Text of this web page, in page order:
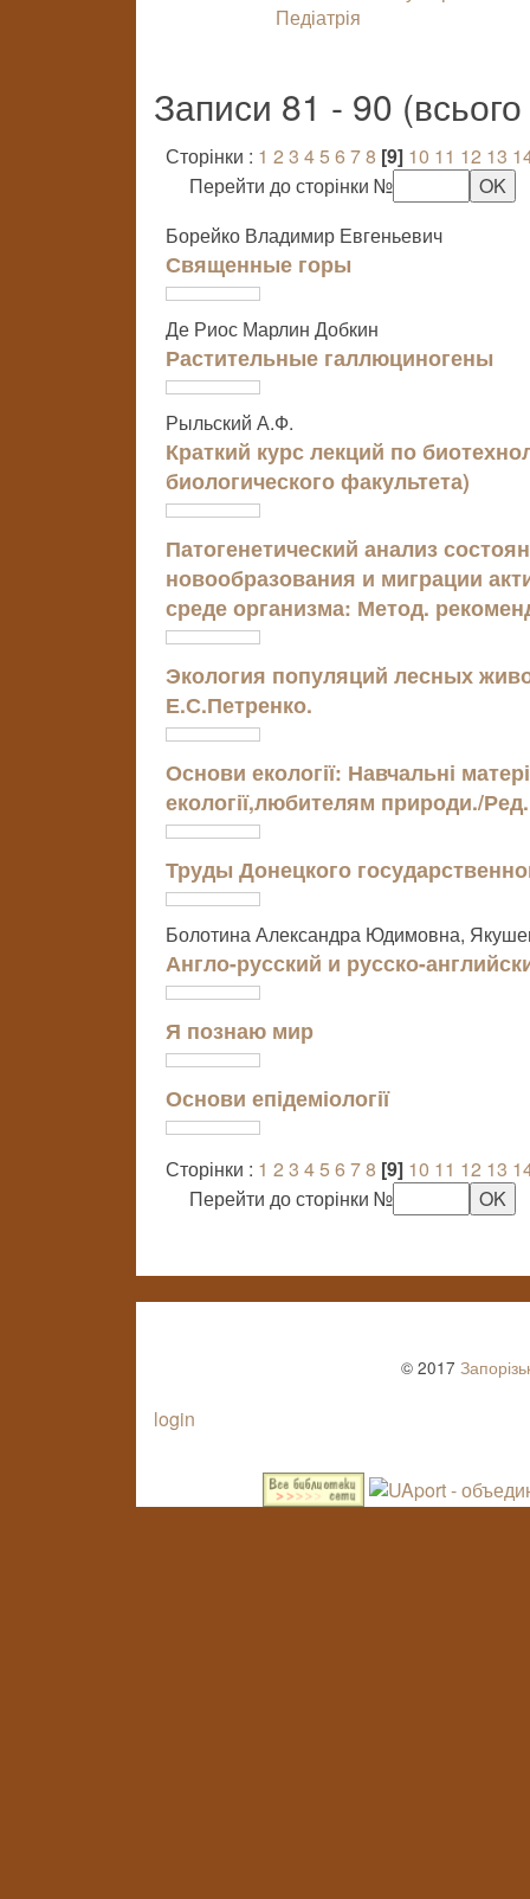
Педіатрія
Записи 81 - 90
Сторінки : 1 2 3 45 6 78 [9] 10 11 12 13
Перейти до сторінки №
Борейко Владимир Евгеньевич
Священные горы
Де Риос Марлин Добкин
Растительные галлюциногены
Рыльский А.Ф.
Краткий курс лекций по
биологического факультета)
Патогенетический анализ
новообразования и миграции
среде организма: Метод.
Экология популяций лесных
Е.С.Петренко.
Основи екології: Навчальні
екології,любителям природи./
Труды Донецкого
Болотина Александра Юдимовна,
Англо-русский и русско-
Я познаю мир
Основи епідеміології
Сторінки : 1 2 3 45 6 78 [9] 10 11 12 13
Перейти до сторінки №
© 2017
login